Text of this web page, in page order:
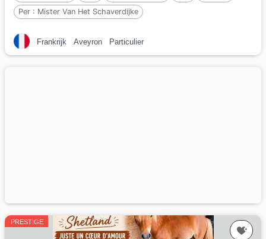
Per : Mister Van Het Schaverdijke
Frankrijk Aveyron Particulier
PRESTIGE